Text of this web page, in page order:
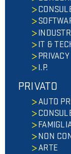
IT &
PRIVACY
I.P.
PRIVATO
AUTO
NON
ARTE